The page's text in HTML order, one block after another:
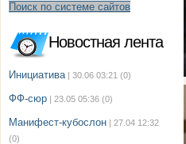
Поиск по системе сайтов
Новостная лента
Инициатива | 30.06 03:21 (0)
ФФ-сюр | 23.05 05:36 (0)
Манифест-кубослон | 27.04 12:32
(0)